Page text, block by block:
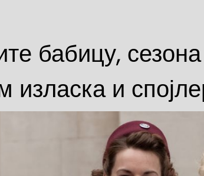
бабицу,
изласка и